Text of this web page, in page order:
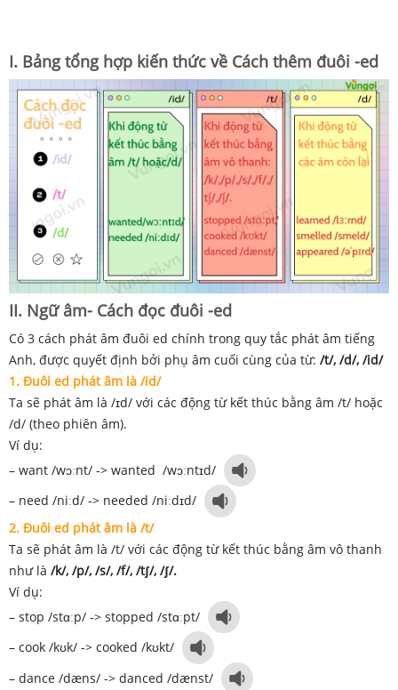
I. Bảng tổng hợp kiến thức về Cách thêm đuôi -ed
II. Ngữ âm- Cách đọc đuôi -ed
Có 3 cách phát âm đuôi ed chính trong quy tắc phát âm tiếng
Anh, được quyết định bởi phụ âm cuối cùng của từ: /t/, /d/, /id/
1. Đuôi ed phát âm là /id/
Ta sẽ phát âm là /ɪd/ với các động từ kết thúc bằng âm /t/ hoặc
/d/ (theo phiên âm).
Ví dụ:
– want /wɔːnt/ -> wanted /wɔːntɪd/
– need /niːd/ -> needed /niːdɪd/
2. Đuôi ed phát âm là /t/
Ta sẽ phát âm là /t/ với các động từ kết thúc bằng âm vô thanh
như là /k/, /p/, /s/, /f/, /tʃ/, /ʃ/.
Ví dụ:
– stop /stɑːp/ -> stopped /stɑːpt/
– cook /kʊk/ -> cooked /kʊkt/
– dance /dæns/ -> danced /dænst/